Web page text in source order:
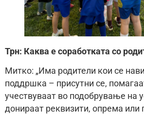
Трн: Каква е соработката со
Митко: „Има родители кои се
поддршка – присутни се,
учествуваат во подобрување на
донираат реквизити, опрема или